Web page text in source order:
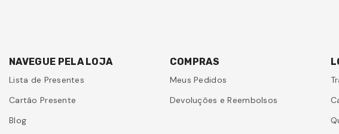
NAVEGUE PELA LOJA
Lista de Presentes
Cartão Presente
Blog
COMPRAS
Meus Pedidos
Devoluções e Reembolsos